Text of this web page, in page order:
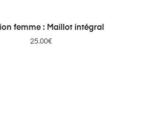
AJOUTER AU PANIER
femme : Maillot intégral
25.00€